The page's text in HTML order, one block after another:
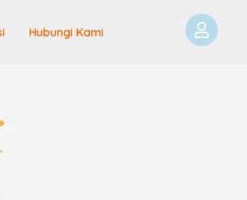
Hubungi Kami